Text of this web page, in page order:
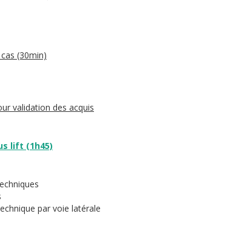
(30min)
validation des acquis
lift (1h45)
par voie latérale